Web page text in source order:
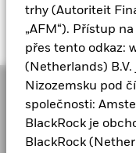
trhy (Autoriteit
„AFM“). Přístup
přes tento odkaz:
(Netherlands)
Nizozemsku pod
společnosti:
BlackRock je
BlackRock
Spojených státech
známky patří
Jako globální